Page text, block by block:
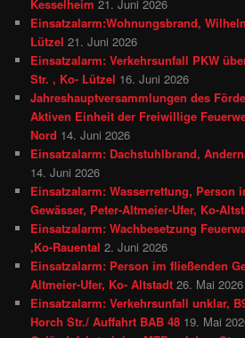
Kesselheim 21. Juni 2026
Einsatzalarm:Wohnungsbrand,
Lützel 21. Juni 2026
Einsatzalarm: Verkehrsunfall PKW
Str. , Ko- Lützel 16. Juni 2026
Jahreshauptversammlungen des
Aktiven Einheit der Freiwillige
Nord 14. Juni 2026
Einsatzalarm: Dachstuhlbrand,
14. Juni 2026
Einsatzalarm: Wasserrettung, Person
Gewässer, Peter-Altmeier-Ufer, Ko-
Einsatzalarm: Wachbesetzung
,Ko-Rauental 2. Juni 2026
Einsatzalarm: Person im fließenden
Altmeier-Ufer, Ko- Altstadt 26. Mai 2026
Einsatzalarm: Verkehrsunfall unklar,
Horch Str./ Auffahrt BAB 48 19. Mai